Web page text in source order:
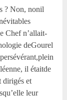
? Non, nonil
Chef n’allait-
deGourel
il étaitde
dirigés et
leur